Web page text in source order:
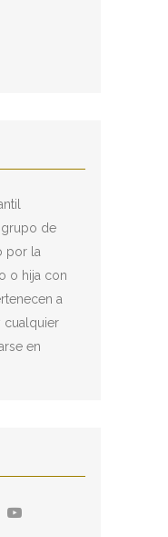
de
por la
o hija con
a
cualquier
en